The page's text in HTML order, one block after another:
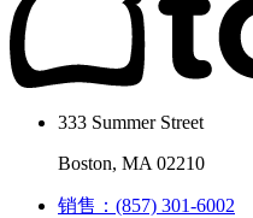
333 Summer Street
Boston, MA 02210
销售：(857) 301-6002